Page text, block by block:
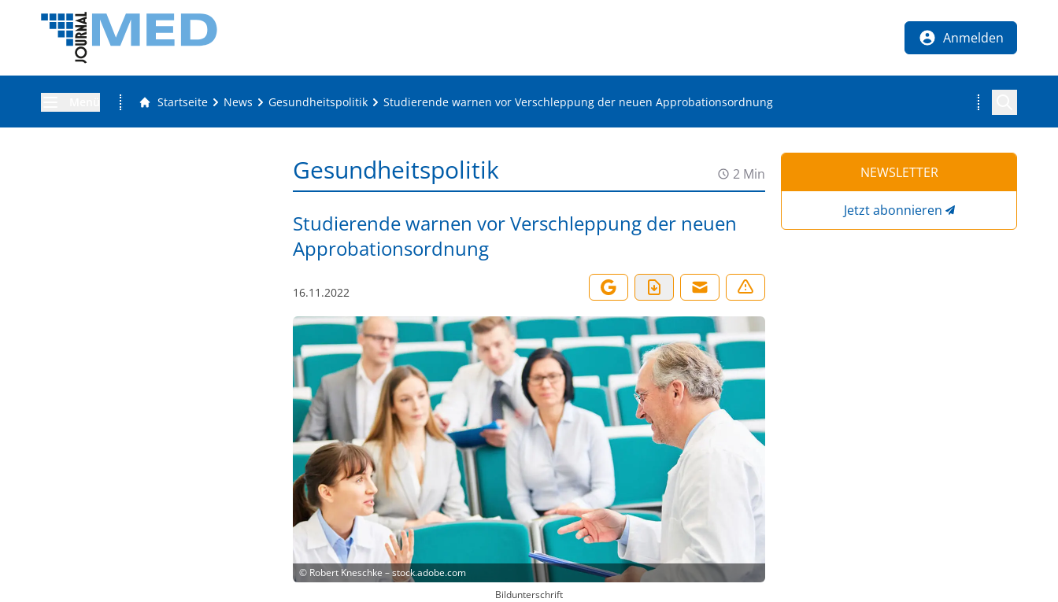
Anmelden
Startseite News Gesundheitspolitik Studierende warnen vor Verschleppung der neuen Approbationsordnung
Gesundheitspolitik 2 Min
Studierende warnen vor Verschleppung der neuen
Approbationsordnung
16.11.2022
© Robert Kneschke – stock.adobe.com
Bildunterschrift
NEWSLETTER
Jetzt abonnieren